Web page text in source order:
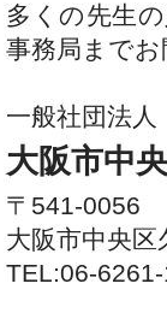
多くの先生
事務局まで
一般社団法人
大阪市中
〒541-0056
大阪市中央
TEL:06-